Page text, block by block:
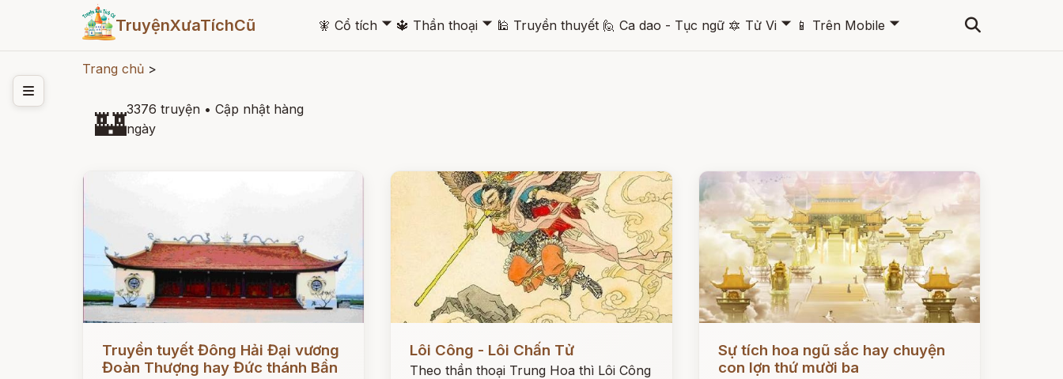
TruyệnXưaTíchCũ 🧚 Cổ tích 🞃 🔱 Thần thoại 🞃 🕌 Truyền thuyết 🙋 Ca dao - Tục ngữ 🔯 Tử Vi 🞃 📱 Trên Mobile 🞃
Trang chủ >
🏰3376 truyện • Cập nhật hàng
ngày
Đọc ngay
Truyền tuyết Đông Hải Đại vương
Đoàn Thượng hay Đức thánh Bần
Lôi Công - Lôi Chấn Tử
Theo thần thoại Trung Hoa thì Lôi Công
Sự tích hoa ngũ sắc hay chuyện
con lợn thứ mười ba